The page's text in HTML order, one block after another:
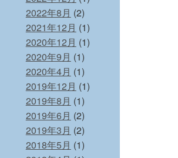
2022年8月 (2)
2021年12月 (1)
2020年12月 (1)
2020年9月 (1)
2020年4月 (1)
2019年12月 (1)
2019年8月 (1)
2019年6月 (2)
2019年3月 (2)
2018年5月 (1)